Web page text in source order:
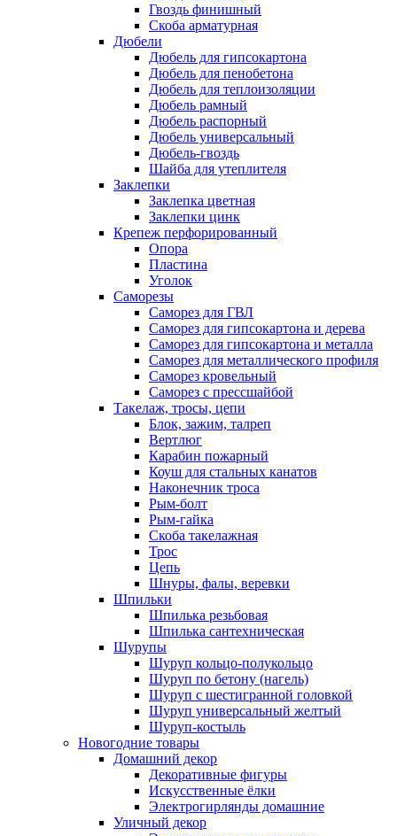
Гвоздь финишный
Скоба арматурная
Дюбели
Дюбель для гипсокартона
Дюбель для пенобетона
Дюбель для теплоизоляции
Дюбель рамный
Дюбель распорный
Дюбель универсальный
Дюбель-гвоздь
Шайба для утеплителя
Заклепки
Заклепка цветная
Заклепки цинк
Крепеж перфорированный
Опора
Пластина
Уголок
Саморезы
Саморез для ГВЛ
Саморез для гипсокартона и дерева
Саморез для гипсокартона и металла
Саморез для металлического профиля
Саморез кровельный
Саморез с прессшайбой
Такелаж, тросы, цепи
Блок, зажим, талреп
Вертлюг
Карабин пожарный
Коуш для стальных канатов
Наконечник троса
Рым-болт
Рым-гайка
Скоба такелажная
Трос
Цепь
Шнуры, фалы, веревки
Шпильки
Шпилька резьбовая
Шпилька сантехническая
Шурупы
Шуруп кольцо-полукольцо
Шуруп по бетону (нагель)
Шуруп с шестигранной головкой
Шуруп универсальный желтый
Шуруп-костыль
Новогодние товары
Домашний декор
Декоративные фигуры
Искусственные ёлки
Электрогирлянды домашние
Уличный декор